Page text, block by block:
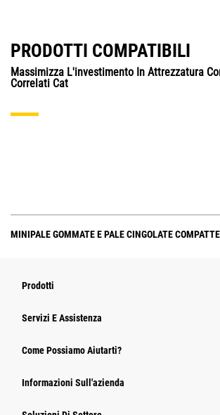
PRODOTTI COMPATIBILI
Massimizza L'investimento In Attrezzatura
Correlati Cat
MINIPALE GOMMATE E PALE CINGOLATE COMPATTE
Prodotti
Servizi E Assistenza
Come Possiamo Aiutarti?
Informazioni Sull'azienda